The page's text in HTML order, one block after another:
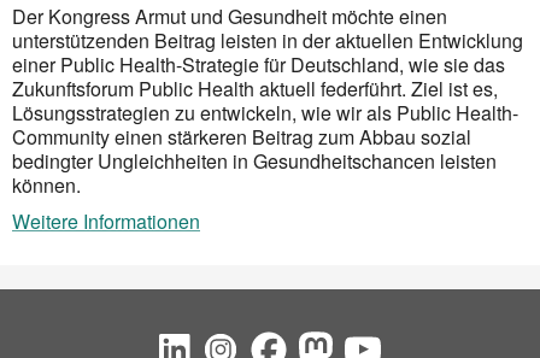
Der Kongress Armut und Gesundheit möchte einen
unterstützenden Beitrag leisten in der aktuellen Entwicklung
einer Public Health-Strategie für Deutschland, wie sie das
Zukunftsforum Public Health aktuell federführt. Ziel ist es,
Lösungsstrategien zu entwickeln, wie wir als Public Health-
Community einen stärkeren Beitrag zum Abbau sozial
bedingter Ungleichheiten in Gesundheitschancen leisten
können.
Weitere Informationen
Social Bookmarks